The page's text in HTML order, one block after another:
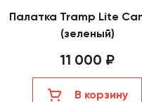
Палатка Tramp Lite
(зеленый)
11 000 ₽
В корзину